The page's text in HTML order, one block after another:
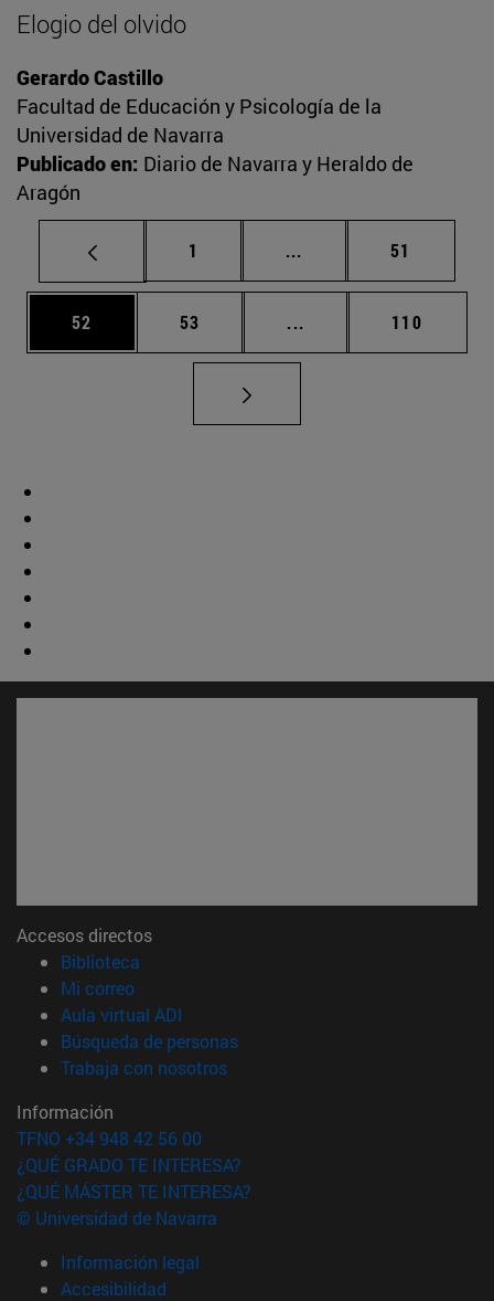
Elogio del olvido
Gerardo Castillo
Facultad de Educación y Psicología de la
Universidad de Navarra
Publicado en: Diario de Navarra y Heraldo de
Aragón
Página
1 ... Páginas intermedias
Página
51
Página
52 Página
53 ... Páginas intermedias
Página
110
Accesos directos
Biblioteca
Mi correo(abre en nueva ventana)
Aula virtual ADI
Búsqueda de personas(abre en nueva ventana)
Trabaja con nosotros(abre en nueva ventana)
Información
TFNO +34 948 42 56 00
¿QUÉ GRADO TE INTERESA?
¿QUÉ MÁSTER TE INTERESA?
© Universidad de Navarra
Información legal
Accesibilidad